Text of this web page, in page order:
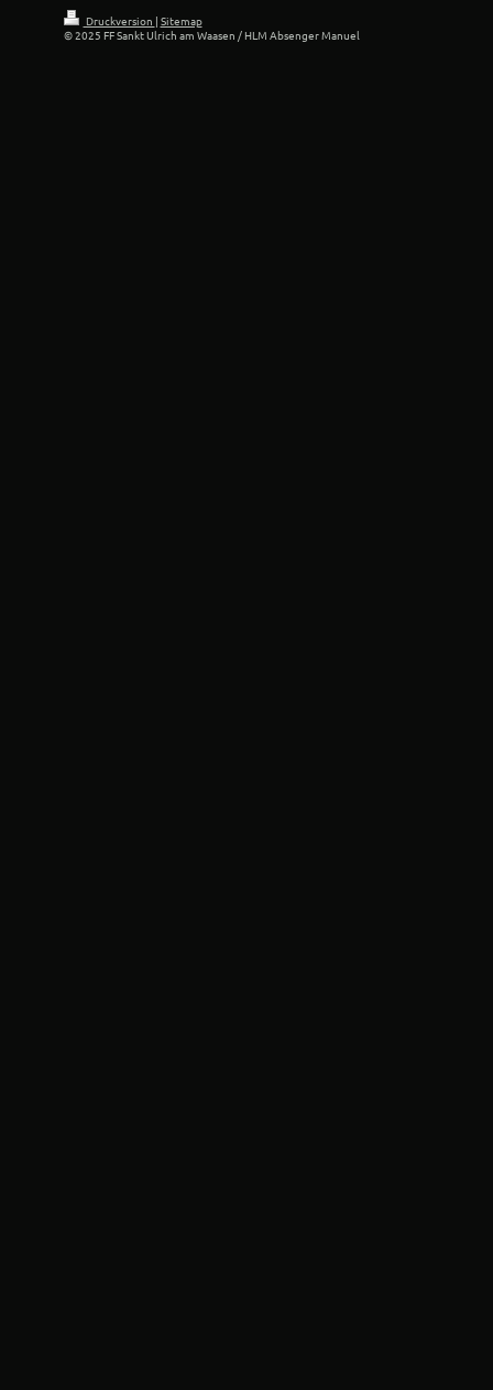
Druckversion | Sitemap
© 2025 FF Sankt Ulrich am Waasen / HLM Absenger Manuel